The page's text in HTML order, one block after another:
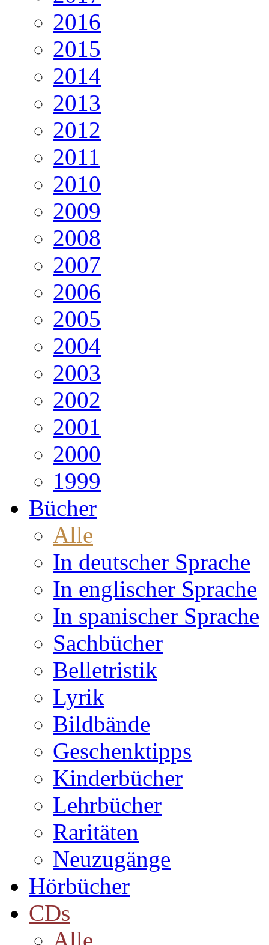
2016
2015
2014
2013
2012
2011
2010
2009
2008
2007
2006
2005
2004
2003
2002
2001
2000
1999
Bücher
Alle
In deutscher Sprache
In englischer Sprache
In spanischer Sprache
Sachbücher
Belletristik
Lyrik
Bildbände
Geschenktipps
Kinderbücher
Lehrbücher
Raritäten
Neuzugänge
Hörbücher
CDs